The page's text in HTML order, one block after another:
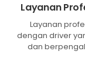
Layanan
Layanan
dengan driver
dan